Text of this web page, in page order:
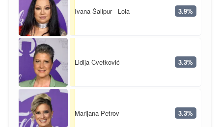
Ivana Šalipur - Lola 3.9%
Lidija Cvetković 3.3%
Marijana Petrov 3.3%